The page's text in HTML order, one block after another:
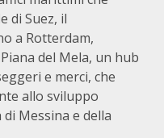
di Suez, il
a Rotterdam,
del Mela, un hub
e merci, che
allo sviluppo
Messina e della